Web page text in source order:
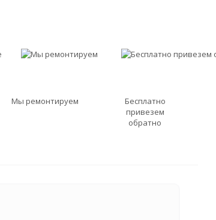
Мы ремонтируем
Бесплатно
привезем
обратно